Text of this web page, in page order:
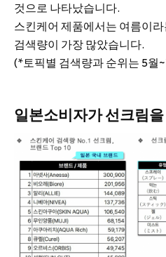
것으로 나타났습니다.
스킨케어 제품에서는 여름이
검색량이 가장 많았습니다.
(*토픽별 검색량과 순위는 5월
일본소비자가 선크림